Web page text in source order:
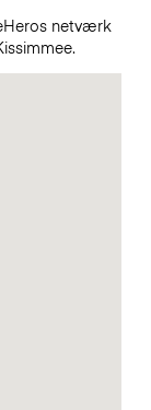
netværk